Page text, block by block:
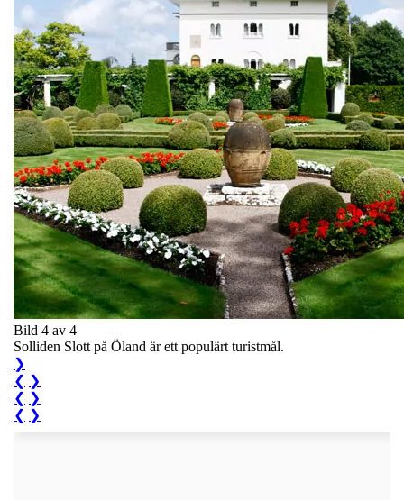
Bild 4 av 4
Solliden Slott på Öland är ett populärt turistmål.
❯
❮ ❯
❮ ❯
❮ ❯